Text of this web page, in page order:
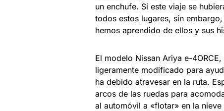
un enchufe. Si este viaje se
todos estos lugares, sin
hemos aprendido de ellos y sus
El modelo Nissan Ariya e-
ligeramente modificado para
ha debido atravesar en la ruta.
arcos de las ruedas para
al automóvil a «flotar» en la